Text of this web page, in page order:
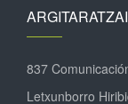
837
Letxunborro